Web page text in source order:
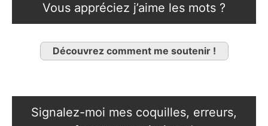
Vous appréciez j’aime les mots ?
Découvrez comment me soutenir !
Signalez-moi mes coquilles, erreurs,